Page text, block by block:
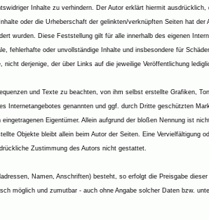
Inhalte zu verhindern. Der Autor erklärt hiermit
oder die Urheberschaft der gelinkten/verknüpften Seiten hat
wurden. Diese Feststellung gilt für alle innerhalb des eigenen
fehlerhafte oder unvollständige Inhalte und insbesondere für
derjenige, der über Links auf die jeweilige Veröffentlichung
und Texte zu beachten, von ihm selbst erstellte Grafiken,
Internetangebotes genannten und ggf. durch Dritte geschützten
Eigentümer. Allein aufgrund der bloßen Nennung ist
Objekte bleibt allein beim Autor der Seiten. Eine Vervielfältigung
Zustimmung des Autors nicht gestattet.
Namen, Anschriften) besteht, so erfolgt die Preisgabe
möglich und zumutbar - auch ohne Angabe solcher Daten bzw.